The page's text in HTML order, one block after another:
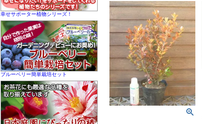
幸せサポーター植物シリーズ！
ブルーベリー簡単栽培セット